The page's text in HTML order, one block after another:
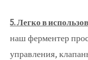
5. Легко в
наш ферментер
управления,